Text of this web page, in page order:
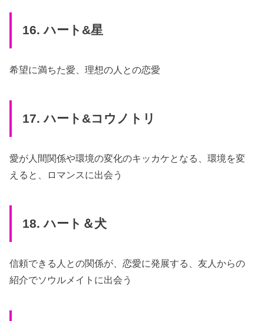
16. ハート&星
希望に満ちた愛、理想の人との恋愛
17. ハート&コウノトリ
愛が人間関係や環境の変化のキッカケとなる、環境を変
えると、ロマンスに出会う
18. ハート＆犬
信頼できる人との関係が、恋愛に発展する、友人からの
紹介でソウルメイトに出会う